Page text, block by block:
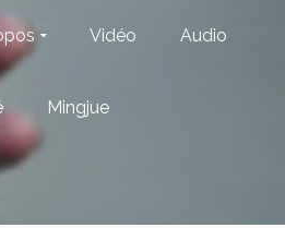
Vidéo Audio
Mingjue